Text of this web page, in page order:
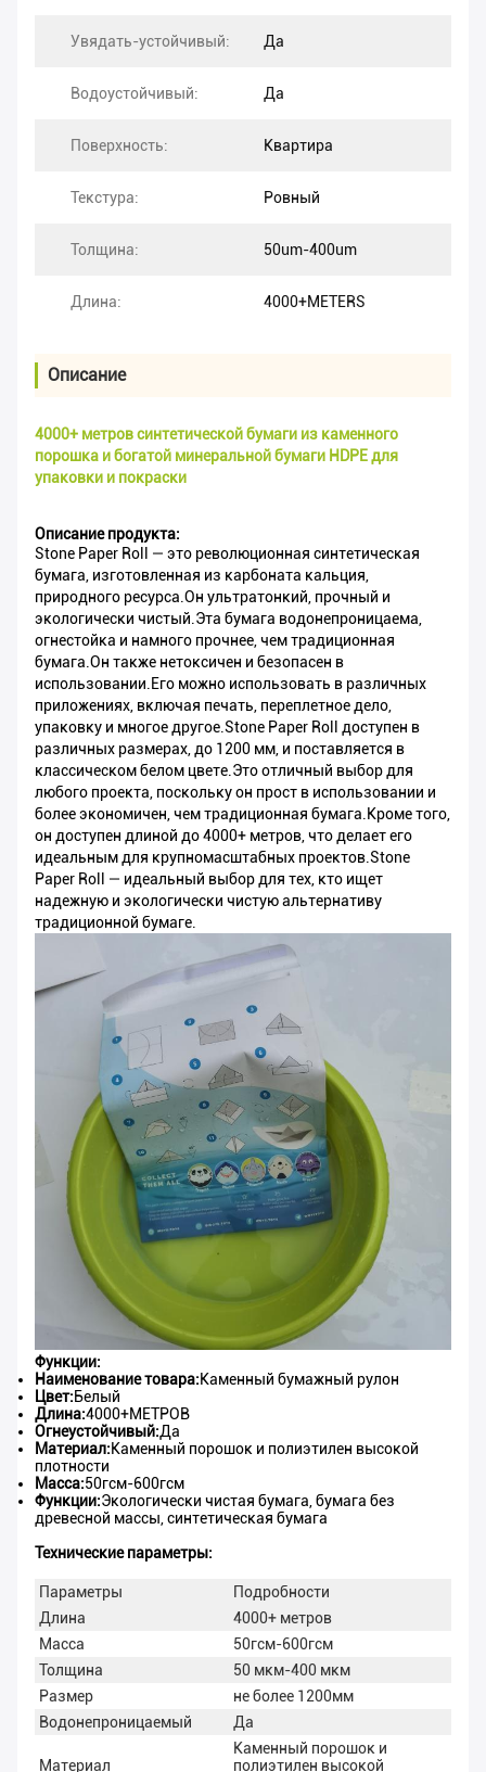
Увядать-устойчивый: Да
Водоустойчивый: Да
Поверхность: Квартира
Текстура: Ровный
Толщина: 50um-400um
Длина: 4000+METERS
Описание
4000+ метров синтетической бумаги из каменного
порошка и богатой минеральной бумаги HDPE для
упаковки и покраски
Описание продукта:
Stone Paper Roll — это революционная синтетическая
бумага, изготовленная из карбоната кальция,
природного ресурса.Он ультратонкий, прочный и
экологически чистый.Эта бумага водонепроницаема,
огнестойка и намного прочнее, чем традиционная
бумага.Он также нетоксичен и безопасен в
использовании.Его можно использовать в различных
приложениях, включая печать, переплетное дело,
упаковку и многое другое.Stone Paper Roll доступен в
различных размерах, до 1200 мм, и поставляется в
классическом белом цвете.Это отличный выбор для
любого проекта, поскольку он прост в использовании и
более экономичен, чем традиционная бумага.Кроме того,
он доступен длиной до 4000+ метров, что делает его
идеальным для крупномасштабных проектов.Stone
Paper Roll — идеальный выбор для тех, кто ищет
надежную и экологически чистую альтернативу
традиционной бумаге.
Функции:
Наименование товара:Каменный бумажный рулон
Цвет:Белый
Длина:4000+МЕТРОВ
Огнеустойчивый:Да
Материал:Каменный порошок и полиэтилен высокой
плотности
Масса:50гсм-600гсм
Функции:Экологически чистая бумага, бумага без
древесной массы, синтетическая бумага
Технические параметры:
Параметры
Подробности
Длина
4000+ метров
Масса
50гсм-600гсм
Толщина
50 мкм-400 мкм
Размер
не более 1200мм
Водонепроницаемый
Да
Материал
Каменный порошок и
полиэтилен высокой